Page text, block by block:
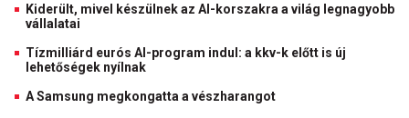
Kiderült, mivel készülnek az AI-korszakra a világ legnagyobb
vállalatai
Tízmilliárd eurós AI-program indul: a kkv-k előtt is új
lehetőségek nyílnak
A Samsung megkongatta a vészharangot